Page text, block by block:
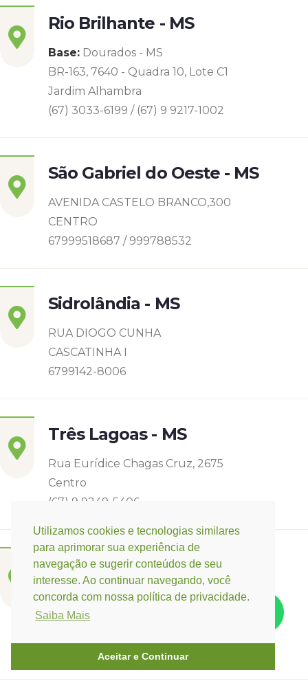
Utilizamos cookies e tecnologias similares
para aprimorar sua experiência de
navegação e sugerir conteúdos de seu
interesse. Ao continuar navegando, você
concorda com nossa política de privacidade.
Saiba Mais
Aceitar e Continuar
Rio Brilhante - MS
Base: Dourados - MS
BR-163, 7640 - Quadra 10, Lote C1
Jardim Alhambra
(67) 3033-6199 / (67) 9 9217-1002
São Gabriel do Oeste - MS
AVENIDA CASTELO BRANCO,300
CENTRO
67999518687 / 999788532
Sidrolândia - MS
RUA DIOGO CUNHA
CASCATINHA I
6799142-8006
Três Lagoas - MS
Rua Eurídice Chagas Cruz, 2675
Centro
(67) 9 9249-5406
Campo Verde - MT
Base: Rondonópolis - MT
Rua Espirito Santos 11, Quadra 12 nº 3073
(66) 3421-3741 / (66) 9 9647-0475